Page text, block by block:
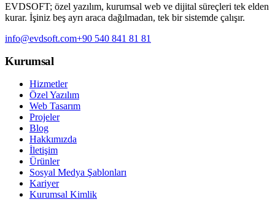
EVDSOFT; özel yazılım, kurumsal web ve dijital süreçleri tek elden
kurar. İşiniz beş ayrı araca dağılmadan, tek bir sistemde çalışır.
info@evdsoft.com+90 540 841 81 81
Kurumsal
Hizmetler
Özel Yazılım
Web Tasarım
Projeler
Blog
Hakkımızda
İletişim
Ürünler
Sosyal Medya Şablonları
Kariyer
Kurumsal Kimlik